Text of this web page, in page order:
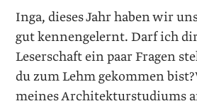
Inga, dieses Jahr haben wir
gut kennengelernt. Darf ich
Leser­schaft ein paar Fragen
du zum Lehm gekommen
meines Architekturstudiums